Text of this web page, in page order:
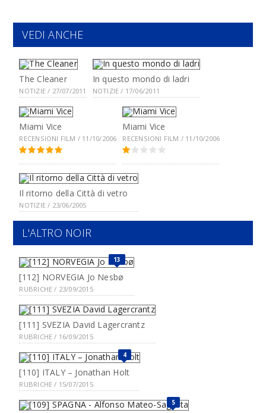
VEDI ANCHE
The Cleaner
NOTIZIE / 27/07/2011
In questo mondo di ladri
NOTIZIE / 17/06/2011
Miami Vice
RECENSIONI FILM / 11/10/2006
Miami Vice
RECENSIONI FILM / 11/10/2006
Il ritorno della Città di vetro
NOTIZIE / 23/06/2005
L'ALTRO NOIR
13
[112] NORVEGIA Jo Nesbø
RUBRICHE / 23/09/2015
[111] SVEZIA David Lagercrantz
RUBRICHE / 16/09/2015
4
[110] ITALY – Jonathan Holt
RUBRICHE / 15/07/2015
5